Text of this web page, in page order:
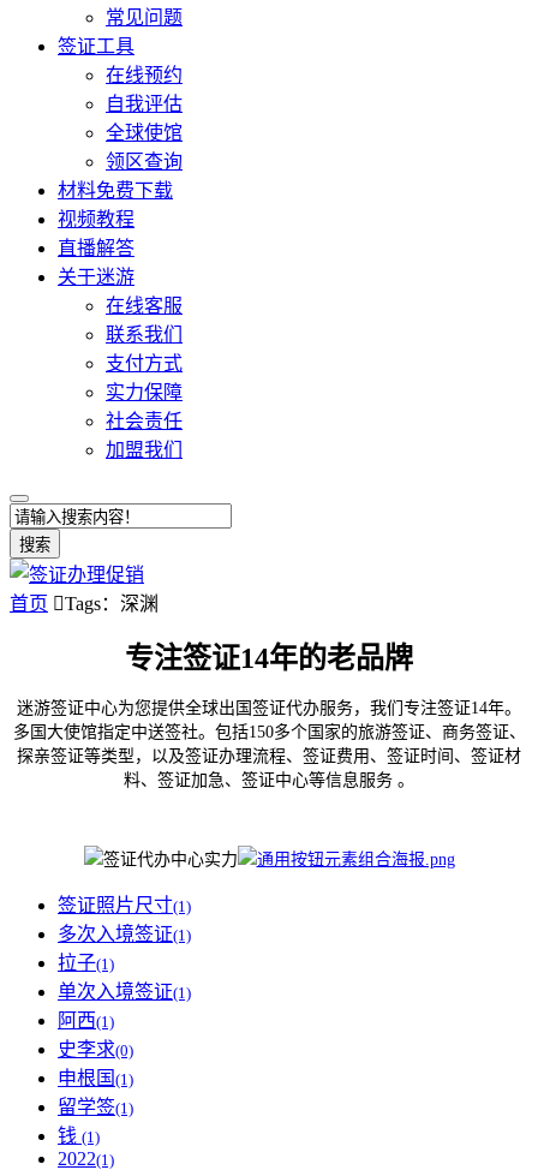
常见问题
签证工具
在线预约
自我评估
全球使馆
领区查询
材料免费下载
视频教程
直播解答
关于迷游
在线客服
联系我们
支付方式
实力保障
社会责任
加盟我们
搜索
首页 Tags：深渊
专注签证14年的老品牌
迷游签证中心为您提供全球出国签证代办服务，我们专注签证14年。
多国大使馆指定中送签社。包括150多个国家的旅游签证、商务签证、
探亲签证等类型，以及签证办理流程、签证费用、签证时间、签证材
料、签证加急、签证中心等信息服务 。
签证照片尺寸(1)
多次入境签证(1)
拉子(1)
单次入境签证(1)
阿西(1)
史李求(0)
申根国 (1)
留学签(1)
钱 (1)
2022(1)